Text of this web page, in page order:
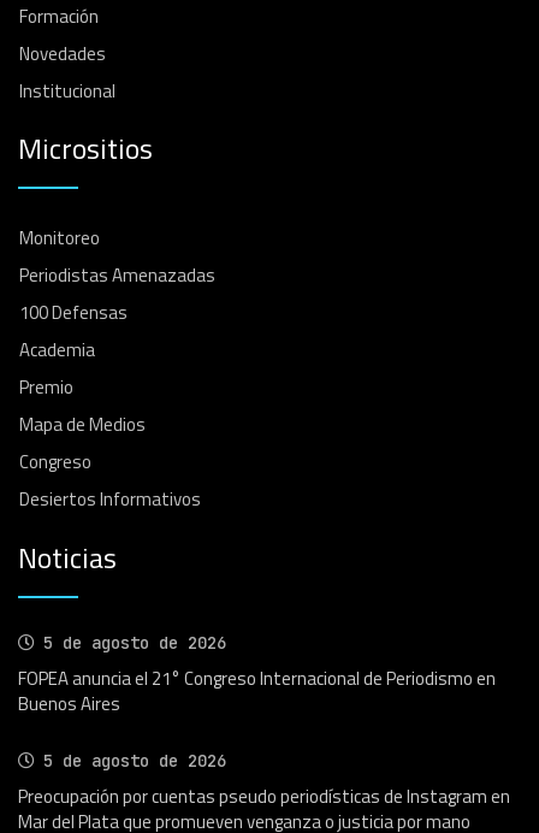
Formación
Novedades
Institucional
Micrositios
Monitoreo
Periodistas Amenazadas
100 Defensas
Academia
Premio
Mapa de Medios
Congreso
Desiertos Informativos
Noticias
5 de agosto de 2026
FOPEA anuncia el 21° Congreso Internacional de Periodismo en
Buenos Aires
5 de agosto de 2026
Preocupación por cuentas pseudo periodísticas de Instagram en
Mar del Plata que promueven venganza o justicia por mano